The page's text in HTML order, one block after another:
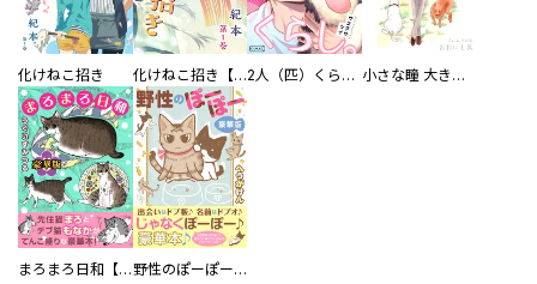
化けねこ招き 化けねこ招き【描きおろし付合冊版】 2人（匹）くらし。 小さな瞳 大きな鼓動
まろまろ日和【豪華版】 野性のぽーぽー【豪華版】